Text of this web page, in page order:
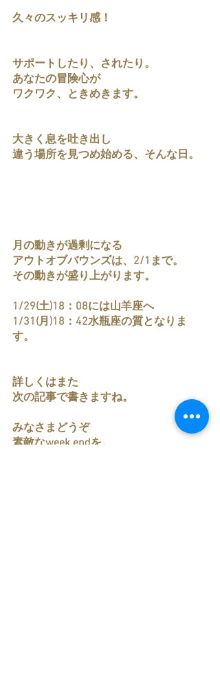
久々のスッキリ感！
サポートしたり、されたり。
あなたの冒険心が
ワクワク、ときめきます。
大きく息を吐き出し
違う場所を見つめ始める、そんな日。
月の動きが過剰になる
アウトオブバウンズは、2/1まで。
その動きが盛り上がります。
1/29(土)18：08には山羊座へ
1/31(月)18：42水瓶座の質となりま
す。
詳しくはまた
次の記事で書きますね。
みなさまどうぞ
素敵なweek endを。